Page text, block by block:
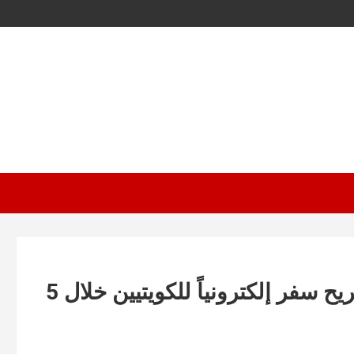
سفيرة بريطانيا: أصدرنا 48239 تصريح سفر إلكترونياً للكويتيين خلال 5